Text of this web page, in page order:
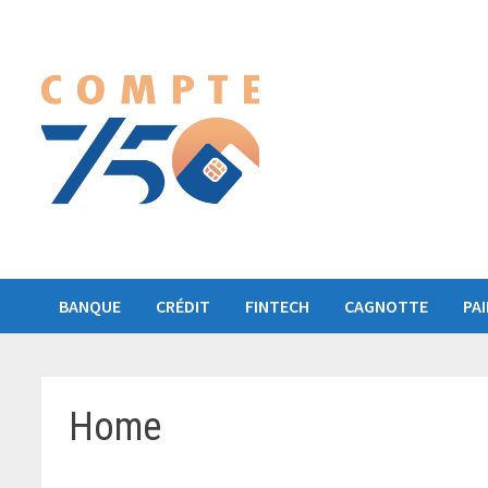
contenu
BANQUE CRÉDIT FINTECH CAGNOTTE
Home